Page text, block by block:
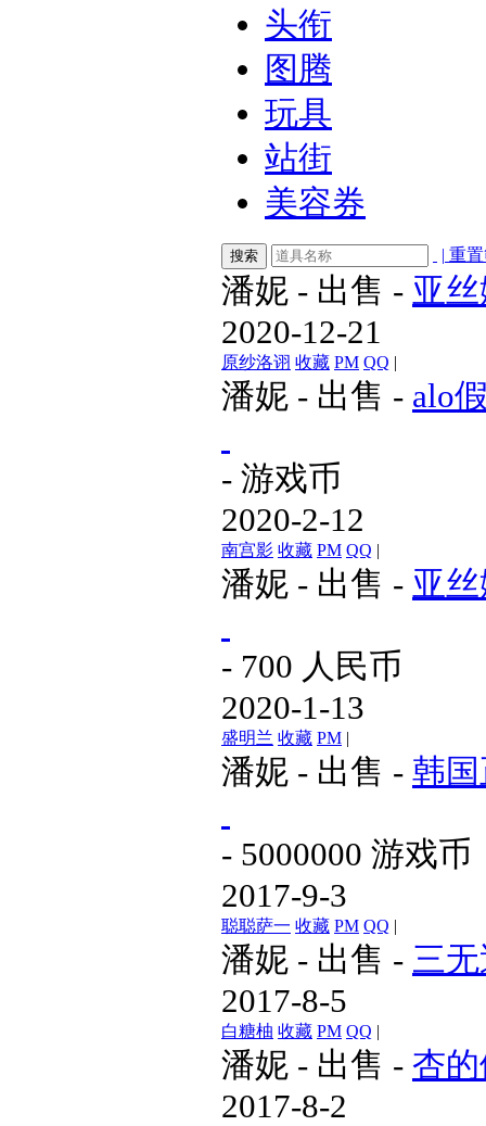
头衔
图腾
玩具
站街
美容券
搜索 | 重
潘妮 - 出售 - 亚
2020-12-21
原纱洛诩 收藏 PM QQ |
潘妮 - 出售 - alo
- 游戏币
2020-2-12
南宫影 收藏 PM QQ |
潘妮 - 出售 - 亚
- 700 人民币
2020-1-13
盛明兰 收藏 PM |
潘妮 - 出售 - 韩
- 5000000 游戏币
2017-9-3
聪聪萨一 收藏 PM QQ |
潘妮 - 出售 - 三
2017-8-5
白糖柚 收藏 PM QQ |
潘妮 - 出售 - 杏
2017-8-2